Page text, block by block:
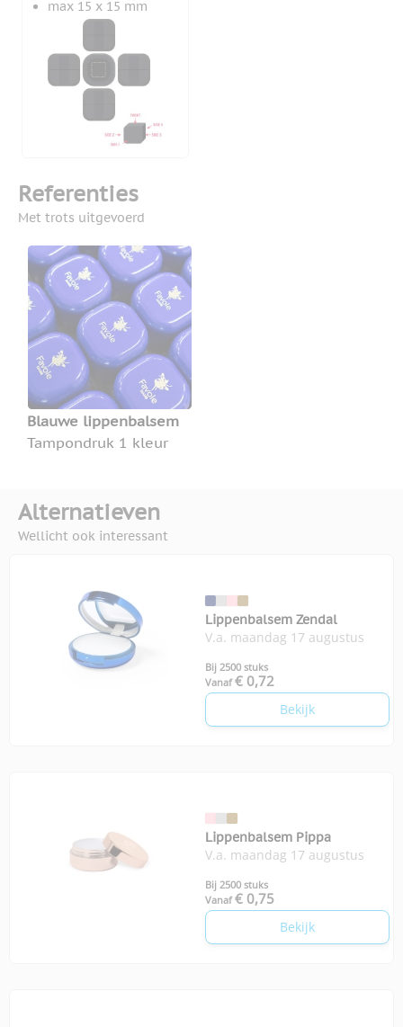
max 15 x 15 mm
Referenties
Met trots uitgevoerd
Blauwe lippenbalsem
Tampondruk 1 kleur
Alternatieven
Wellicht ook interessant
Lippenbalsem Zendal
V.a. maandag 17 augustus
Bij 2500 stuks
Vanaf € 0,72
Bekijk
Lippenbalsem Pippa
V.a. maandag 17 augustus
Bij 2500 stuks
Vanaf € 0,75
Bekijk